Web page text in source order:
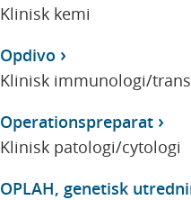
Klinisk kemi
Opdivo
Klinisk immunologi/
Operationspreparat
Klinisk patologi/cytologi
OPLAH, genetisk